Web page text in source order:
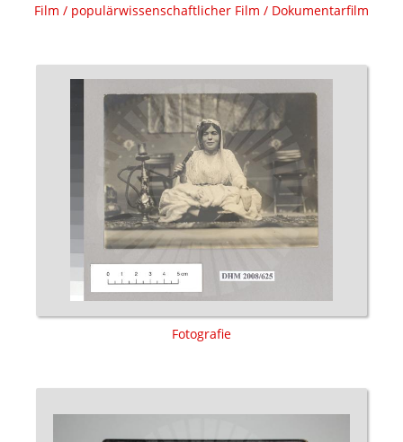
Film / populärwissenschaftlicher Film / Dokumentarfilm
Fotografie